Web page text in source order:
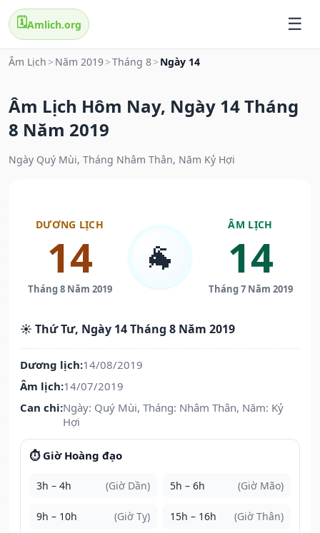
🗓️Amlich.org
Âm Lịch > Năm 2019>Tháng 8> Ngày 14
Âm Lịch Hôm Nay, Ngày 14 Tháng
8 Năm 2019
Ngày Quý Mùi, Tháng Nhâm Thân, Năm Kỷ Hợi
DƯƠNG LỊCH
14
Tháng 8 Năm 2019
🐐
ÂM LỊCH
14
Tháng 7 Năm 2019
☀️ Thứ Tư, Ngày 14 Tháng 8 Năm 2019
Dương lịch:14/08/2019
Âm lịch:14/07/2019
Can chi:Ngày: Quý Mùi, Tháng: Nhâm Thân, Năm: Kỷ
Hợi
⏱️ Giờ Hoàng đạo
3h – 4h (Giờ Dần) 5h – 6h (Giờ Mão)
9h – 10h (Giờ Tỵ) 15h – 16h (Giờ Thân)